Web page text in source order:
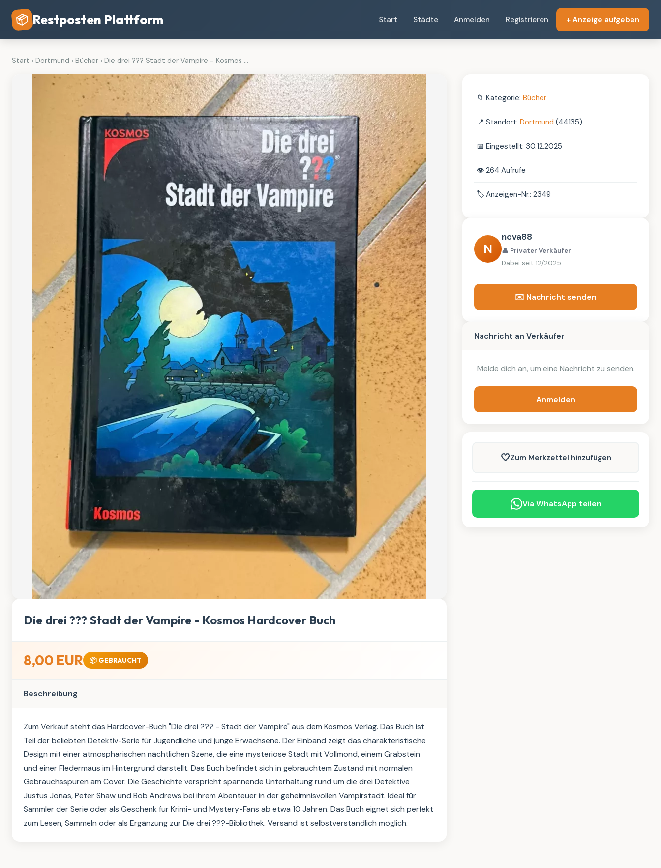
📦 Restposten Plattform Start Städte Anmelden Registrieren + Anzeige aufgeben
Start › Dortmund › Bücher › Die drei ??? Stadt der Vampire - Kosmos ...
Die drei ??? Stadt der Vampire - Kosmos Hardcover Buch
8,00 EUR 📦 GEBRAUCHT
Beschreibung
Zum Verkauf steht das Hardcover-Buch "Die drei ??? - Stadt der Vampire" aus dem Kosmos Verlag. Das Buch ist
Teil der beliebten Detektiv-Serie für Jugendliche und junge Erwachsene. Der Einband zeigt das charakteristische
Design mit einer atmosphärischen nächtlichen Szene, die eine mysteriöse Stadt mit Vollmond, einem Grabstein
und einer Fledermaus im Hintergrund darstellt. Das Buch befindet sich in gebrauchtem Zustand mit normalen
Gebrauchsspuren am Cover. Die Geschichte verspricht spannende Unterhaltung rund um die drei Detektive
Justus Jonas, Peter Shaw und Bob Andrews bei ihrem Abenteuer in der geheimnisvollen Vampirstadt. Ideal für
Sammler der Serie oder als Geschenk für Krimi- und Mystery-Fans ab etwa 10 Jahren. Das Buch eignet sich perfekt
zum Lesen, Sammeln oder als Ergänzung zur Die drei ???-Bibliothek. Versand ist selbstverständlich möglich.
📁 Kategorie: Bücher
📍 Standort: Dortmund (44135)
📅 Eingestellt: 30.12.2025
👁️ 264 Aufrufe
🏷️Anzeigen-Nr.: 2349
N
nova88
👤 Privater Verkäufer
Dabei seit 12/2025
✉️ Nachricht senden
Nachricht an Verkäufer
Melde dich an, um eine Nachricht zu senden.
Anmelden
🤍Zum Merkzettel hinzufügen
Via WhatsApp teilen